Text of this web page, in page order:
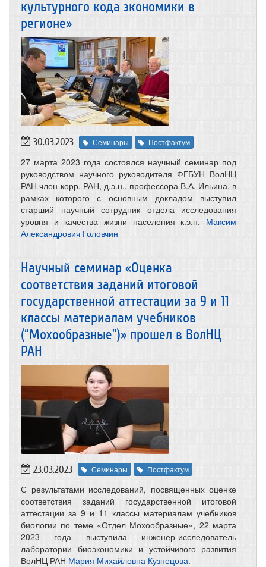
культурного кода экономики в
регионе»
30.03.2023 Семинары Постфактум
27 марта 2023 года состоялся научный семинар под
руководством научного руководителя ФГБУН ВолНЦ
РАН член-корр. РАН, д.э.н., профессора В.А. Ильина, в
рамках которого с основным докладом выступил
старший научный сотрудник отдела исследования
уровня и качества жизни населения к.э.н. Максим
Александрович Головчин
Научный семинар «Оценка
соответствия заданий итоговой
государственной аттестации за 9 и 11
классы материалам учебников
(“Мохообразные”)» прошел в ВолНЦ
РАН
23.03.2023 Семинары Постфактум
С результатами исследований, посвященных оценке
соответствия заданий государственной итоговой
аттестации за 9 и 11 классы материалам учебников
биологии по теме «Отдел Мохообразные», 22 марта
2023 года выступила инженер-исследователь
лаборатории биоэкономики и устойчивого развития
ВолНЦ РАН Мария Михайловна Кузнецова.